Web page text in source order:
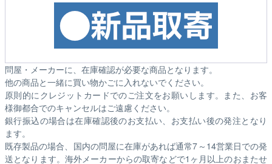
問屋・メーカーに、在庫確認が必要な商品となります。
他の商品と一緒に買い物かごに入れないでください。
原則的にクレジットカードでのご注文をお願いします。また、お客
様御都合でのキャンセルはご遠慮ください。
銀行振込の場合は在庫確認後のお支払い、お支払い後の発注となり
ます。
既存製品の場合、国内の問屋に在庫があれば通常7～14営業日での発
送となります。海外メーカーからの取寄などで1ヶ月以上のおまたせ